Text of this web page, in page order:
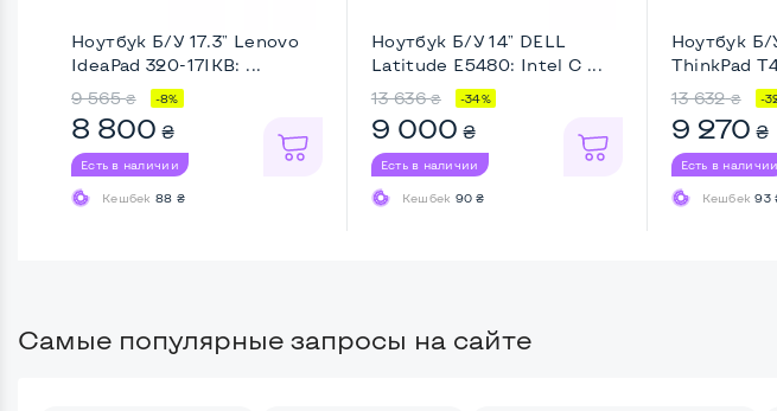
Ноутбук Б/У 17.3" Lenovo
IdeaPad 320-17IKB: ...
9 565 ₴ -8%
8 800 ₴
Есть в наличии
Кешбек 88 ₴
Ноутбук Б/У 14" DELL
Latitude E5480: Intel C ...
13 636 ₴ -34%
9 000 ₴
Есть в наличии
Кешбек 90 ₴
Ноутбук Б/
ThinkPad
13 632 ₴ -
9 270 ₴
Есть в наличии
Кешбек93
Самые популярные запросы на сайте